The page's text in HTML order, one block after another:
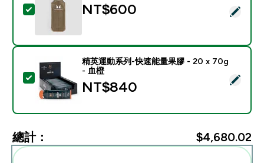
選取此商品 - Myprotein 軟式跑步水壺 - 黑
NT$600‎
選取此商品 - 精英運動系列-快速能量果膠 - 20 x 70g -
精英運動系列-快速能量果膠 - 20 x 70g
- 血橙
NT$840‎
總計： $4,680.02‎